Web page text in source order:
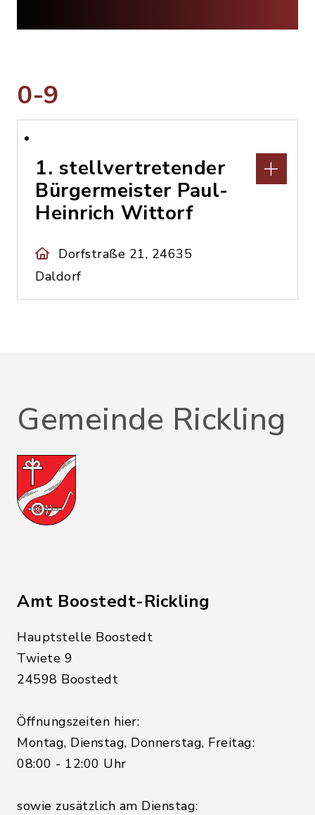
0-9
1. stellvertretender
Bürgermeister Paul-
Heinrich Wittorf
Dorfstraße 21, 24635
Daldorf
Gemeinde Rickling
Amt Boostedt-Rickling
Hauptstelle Boostedt
Twiete 9
24598 Boostedt
Öffnungszeiten hier:
Montag, Dienstag, Donnerstag, Freitag:
08:00 - 12:00 Uhr
sowie zusätzlich am Dienstag: